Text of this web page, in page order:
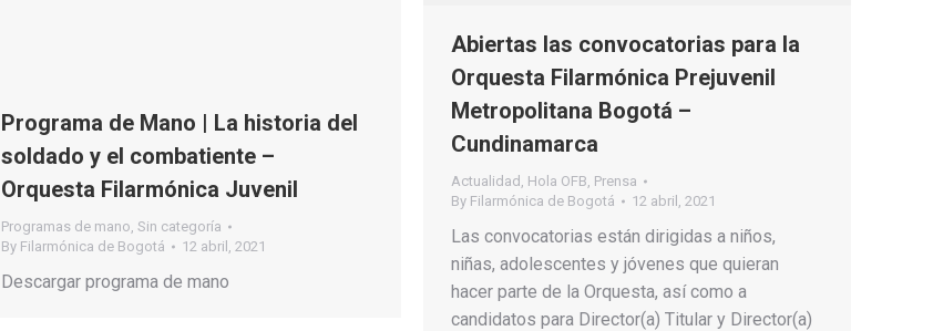
Abiertas las convocatorias para la
Orquesta Filarmónica Prejuvenil
Metropolitana Bogotá –
Cundinamarca
Actualidad , Hola OFB, Prensa
By Filarmónica de Bogotá 12 abril, 2021
Las convocatorias están dirigidas a niños,
niñas, adolescentes y jóvenes que quieran
hacer parte de la Orquesta, así como a
candidatos para Director(a) Titular y Director(a)
Programa de Mano | La historia del
soldado y el combatiente –
Orquesta Filarmónica Juvenil
Programas de mano, Sin categoría
By Filarmónica de Bogotá 12 abril, 2021
Descargar programa de mano